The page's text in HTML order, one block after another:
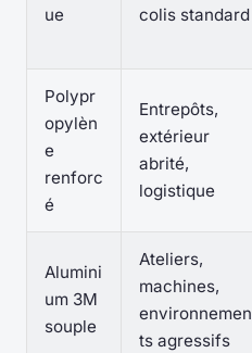
ue
colis standard
Polypr
opylèn
e
renforc
é
Entrepôts,
extérieur
abrité,
logistique
Alumini
um 3M
souple
Ateliers,
machines,
environnemen
ts agressifs